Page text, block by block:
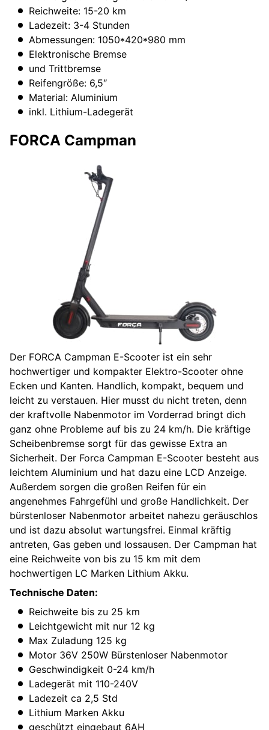
Reichweite: 15-20 km
Ladezeit: 3-4 Stunden
Abmessungen: 1050*420*980 mm
Elektronische Bremse
und Trittbremse
Reifengröße: 6,5″
Material: Aluminium
inkl. Lithium-Ladegerät
FORCA Campman
Der FORCA Campman E-Scooter ist ein sehr
hochwertiger und kompakter Elektro-Scooter ohne
Ecken und Kanten. Handlich, kompakt, bequem und
leicht zu verstauen. Hier musst du nicht treten, denn
der kraftvolle Nabenmotor im Vorderrad bringt dich
ganz ohne Probleme auf bis zu 24 km/h. Die kräftige
Scheibenbremse sorgt für das gewisse Extra an
Sicherheit. Der Forca Campman E-Scooter besteht aus
leichtem Aluminium und hat dazu eine LCD Anzeige.
Außerdem sorgen die großen Reifen für ein
angenehmes Fahrgefühl und große Handlichkeit. Der
bürstenloser Nabenmotor arbeitet nahezu geräuschlos
und ist dazu absolut wartungsfrei. Einmal kräftig
antreten, Gas geben und lossausen. Der Campman hat
eine Reichweite von bis zu 15 km mit dem
hochwertigen LC Marken Lithium Akku.
Technische Daten:
Reichweite bis zu 25 km
Leichtgewicht mit nur 12 kg
Max Zuladung 125 kg
Motor 36V 250W Bürstenloser Nabenmotor
Geschwindigkeit 0-24 km/h
Ladegerät mit 110-240V
Ladezeit ca 2,5 Std
Lithium Marken Akku
geschützt eingebaut 6AH